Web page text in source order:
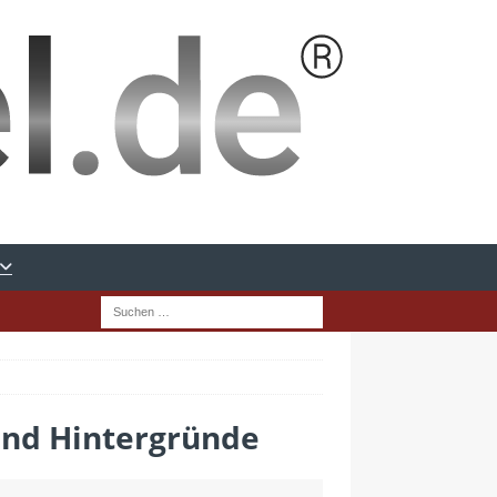
Hintergründe